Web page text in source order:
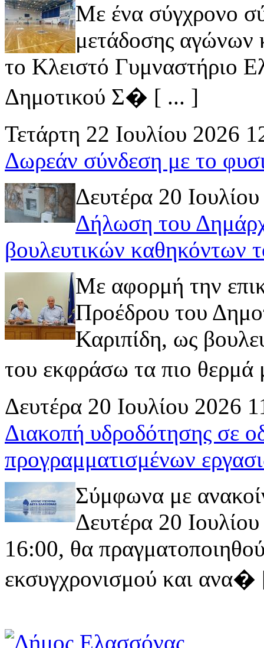
Με ένα σύγχρονο
μετάδοσης αγώνων
το Κλειστό Γυμναστήριο
Δημοτικού Σ� [ ... ]
Τετάρτη 22 Ιουλίου 2026
Δωρεάν σύνδεση με το
Δευτέρα 20
Δήλωση του
βουλευτικών καθηκόντων
Με αφορμή την
Προέδρου του
Καριπίδη, ως
του εκφράσω τα πιο
Δευτέρα 20 Ιουλίου 2026
Διακοπή υδροδότησης σε
προγραμματισμένων
Σύμφωνα με
Δευτέρα 20
16:00, θα
εκσυγχρονισμού και